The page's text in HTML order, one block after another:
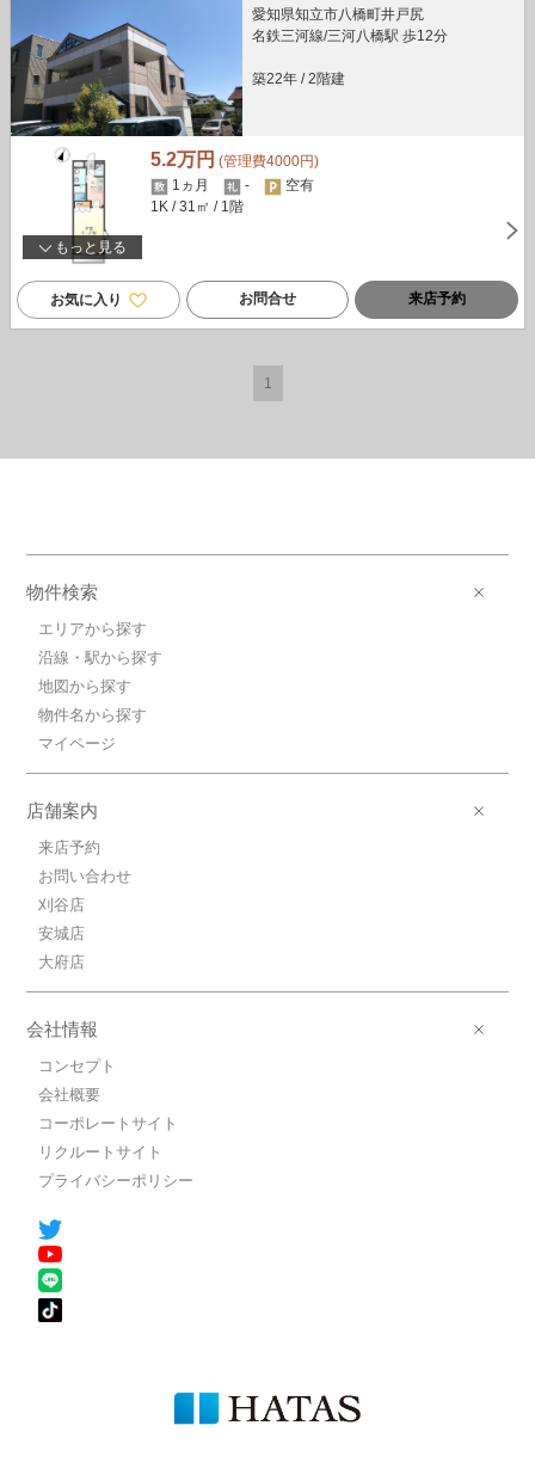
愛知県知立市八橋町井戸尻
名鉄三河線/三河八橋駅 歩12分
築22年 / 2階建
もっと見る
5.2万円 (管理費4000円)
1ヵ月
-
空有
1K / 31㎡ / 1階
お気に入り お問合せ 来店予約
1
物件検索
エリアから探す
沿線・駅から探す
地図から探す
物件名から探す
マイページ
店舗案内
来店予約
お問い合わせ
刈谷店
安城店
大府店
会社情報
コンセプト
会社概要
コーポレートサイト
リクルートサイト
プライバシーポリシー